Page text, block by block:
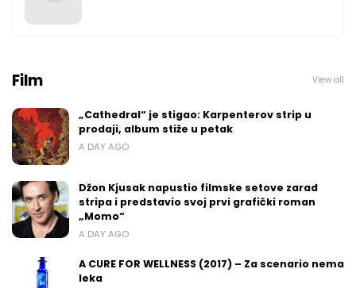
Film View all
„Cathedral“ je stigao: Karpenterov strip u
prodaji, album stiže u petak
A DAY AGO
Džon Kjusak napustio filmske setove zarad
stripa i predstavio svoj prvi grafički roman
„Momo“
A DAY AGO
A CURE FOR WELLNESS (2017) – Za scenario nema
leka